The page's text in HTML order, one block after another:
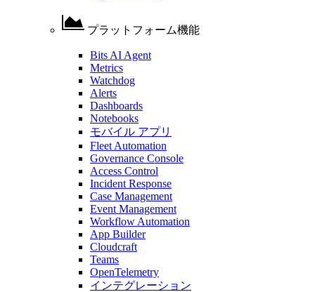
プラットフォーム機能
Bits AI Agent
Metrics
Watchdog
Alerts
Dashboards
Notebooks
モバイル アプリ
Fleet Automation
Governance Console
Access Control
Incident Response
Case Management
Event Management
Workflow Automation
App Builder
Cloudcraft
Teams
OpenTelemetry
インテグレーション